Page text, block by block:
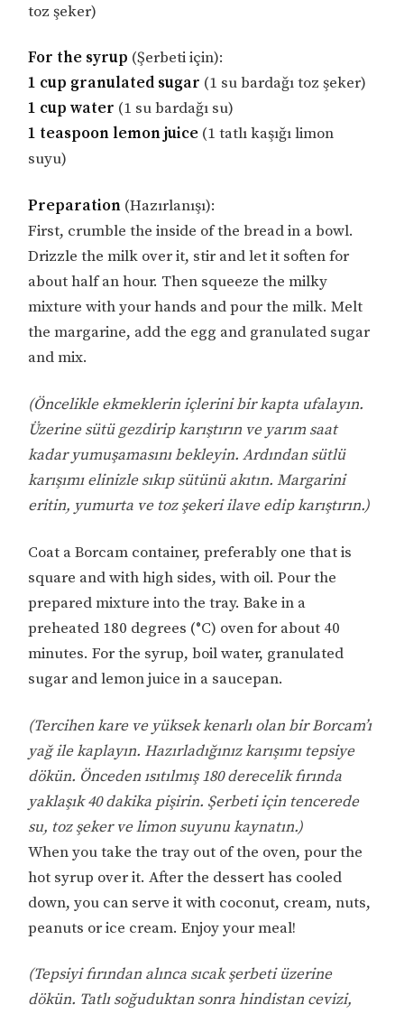
toz şeker)
For the syrup (Şerbeti için):
1 cup granulated sugar (1 su bardağı toz şeker)
1 cup water (1 su bardağı su)
1 teaspoon lemon juice (1 tatlı kaşığı limon
suyu)
Preparation (Hazırlanışı):
First, crumble the inside of the bread in a bowl.
Drizzle the milk over it, stir and let it soften for
about half an hour. Then squeeze the milky
mixture with your hands and pour the milk. Melt
the margarine, add the egg and granulated sugar
and mix.
(Öncelikle ekmeklerin içlerini bir kapta ufalayın.
Üzerine sütü gezdirip karıştırın ve yarım saat
kadar yumuşamasını bekleyin. Ardından sütlü
karışımı elinizle sıkıp sütünü akıtın. Margarini
eritin, yumurta ve toz şekeri ilave edip karıştırın.)
Coat a Borcam container, preferably one that is
square and with high sides, with oil. Pour the
prepared mixture into the tray. Bake in a
preheated 180 degrees (°C) oven for about 40
minutes. For the syrup, boil water, granulated
sugar and lemon juice in a saucepan.
(Tercihen kare ve yüksek kenarlı olan bir Borcam’ı
yağ ile kaplayın. Hazırladığınız karışımı tepsiye
dökün. Önceden ısıtılmış 180 derecelik fırında
yaklaşık 40 dakika pişirin. Şerbeti için tencerede
su, toz şeker ve limon suyunu kaynatın.)
When you take the tray out of the oven, pour the
hot syrup over it. After the dessert has cooled
down, you can serve it with coconut, cream, nuts,
peanuts or ice cream. Enjoy your meal!
(Tepsiyi fırından alınca sıcak şerbeti üzerine
dökün. Tatlı soğuduktan sonra hindistan cevizi,